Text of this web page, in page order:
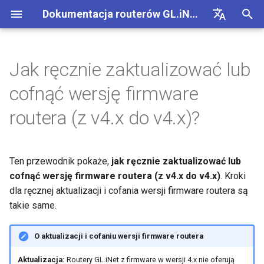
Dokumentacja routerów GL.iNet 4
Deutsch
Polski
z
n
p
i
s
GL-BE10000 (Slate 7 Pro)
GL-MT3600BE (Beryl 7)
GL-MT5000 (Brume 3)
GL-BE9300 (Flint 3)
GL-BE6500 (Flint 3e)
Internet Pierwsza konfiguracja
Ostrzezenie przegladarki
internetowym
Polacz z publicznym
uwierzytelniajacym
Powiadomienia o
problemach
Powiadomienie o
dla GL-MT2500/GL-
X3000/GL-XE3000
X3000/GL-X2000, gdy nie
dzialaja z kartami SIM EE
problemow
Brak dostepu do panelu
administracyjnego WWW
Nie mozna wykryc
Nie mozna wykryc
5G iPhone'a
iPhone'a nie powiodlo sie
VPN
Jak skonfigurowac
Jak skonfigurowac
Kill Switch VPN
TCP czy UDP
Zaciemnianie AmneziaWG
Aktualizacja
Pobierz firmware
Recznie zaktualizuj lub
wersje
Stan wskaznika LED
Aplikacja mobilna GL.iNet
Zmien WAN na LAN
AdGuard Home przez
Skonfiguruj klienta OpenVPN
Skonfiguruj serwer OpenVPN
Skonfiguruj zaciemnianie VPN
Polacz z NordVPN przez
dedykowany adres IP
SMS
Przekazywanie SMS
Zaktualizuj modul Quectel
Sprawdz stan agregacji
nosnych
Skonfiguruj Spitz AX do
Uzyj fizycznej karty eSIM z
routerami GL.iNet
Uzyj fizycznej karty eSIM z
Połączenie site-to-site
Uzyskaj dostep do LuCI
przez GoodCloud
Polacz z siecia EAP
Skonfiguruj siec goscinna
nadawania
Skonfiguruj brame drop-in
Skonfiguruj przekierowanie
portow na glownym routerze
1. Sprawdź, czy router ma
najnowszą wersję firmware
(tylko dla aktualizacji)
3. Wgraj firmware
Polaczenie z Internetem Internet
Ethernet
Udostepnianie internetu
Komorkowe
Bezprzewodowe
Bezprzewodowe
Klienci
Uslugi chmurowe
GoodCloud
AstroWarp
VPN
Panel VPN
Profil klienta VPN
Serwer OpenVPN
Klient WireGuard
Serwer WireGuard
Aplikacje
Wtyczki
Dynamiczny DNS
AdGuard Home
Kontrola rodzicielska
Bark
Zapora sieciowa
Przekierowanie portow
LAN
Siec goscinna
Siec IoT
DPI Engine
Statystyki danych
QoS
SQM
Kontrola rodzicielska (v4.9)
Przekierowanie portow
ACL
Tryb NAT
Przeglad
Aktualizacja
Haslo administratora
Zarzadzanie
USB i zasilanie
Firmware v4.9
Poznaj nasze nowe produkty
Rozpakowanie i pierwsza
konfiguracja
Jak ręcznie zaktualizować lub
cofnąć wersję firmware
routera (z v4.x do v4.x)?
Ten przewodnik pokaże, jak ręcznie zaktualizować lub
cofnąć wersję firmware routera (z v4.x do v4.x). Kroki
dla ręcznej aktualizacji i cofania wersji firmware routera są
takie same.
O aktualizacji i cofaniu wersji firmware routera
Aktualizacja: Routery GL.iNet z firmware w wersji 4.x nie oferują